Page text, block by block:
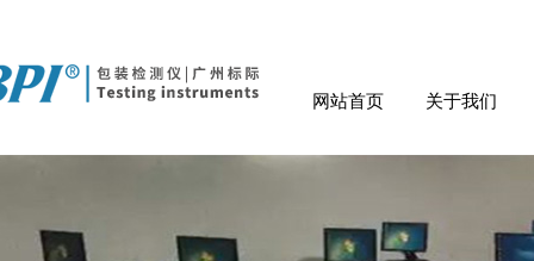
网站首页 关于我们